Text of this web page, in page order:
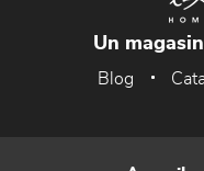
Un
Blog